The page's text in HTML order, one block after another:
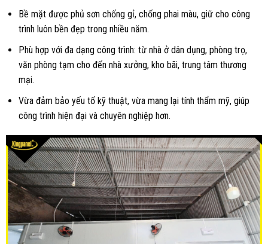
Bề mặt được phủ sơn chống gỉ, chống phai màu, giữ cho công
trình luôn bền đẹp trong nhiều năm.
Phù hợp với đa dạng công trình: từ nhà ở dân dụng, phòng trọ,
văn phòng tạm cho đến nhà xưởng, kho bãi, trung tâm thương
mại.
Vừa đảm bảo yếu tố kỹ thuật, vừa mang lại tính thẩm mỹ, giúp
công trình hiện đại và chuyên nghiệp hơn.